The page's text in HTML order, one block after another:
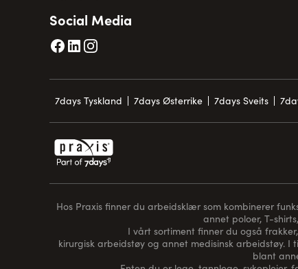
Social Media
7days Tyskland 7days Østerrike 7days Sveits
Hos Praxis finner du arbeidsklær som kombinerer
annet poloer, T-
I vårt sortiment finner du også
kirurgisk arbeidstøy og annet medisinsk arbeidstøy.
blant